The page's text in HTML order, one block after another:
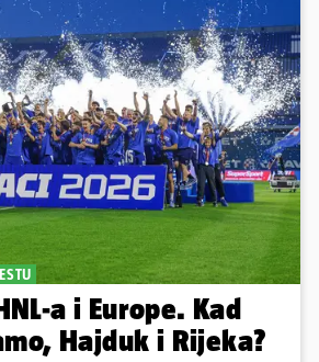
a i Europe. Kad
Hajduk i Rijeka?